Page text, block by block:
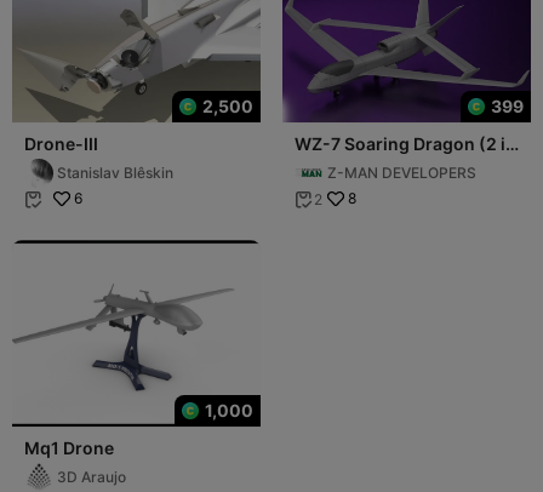
2,500
Drone-III
Stanislav Blêskin
 6
399
WZ-7 Soaring Dragon (2 in
1) v1Z-MAN DEVELOPERS
 2 8
1,000
Mq1 Drone
3D Araujo